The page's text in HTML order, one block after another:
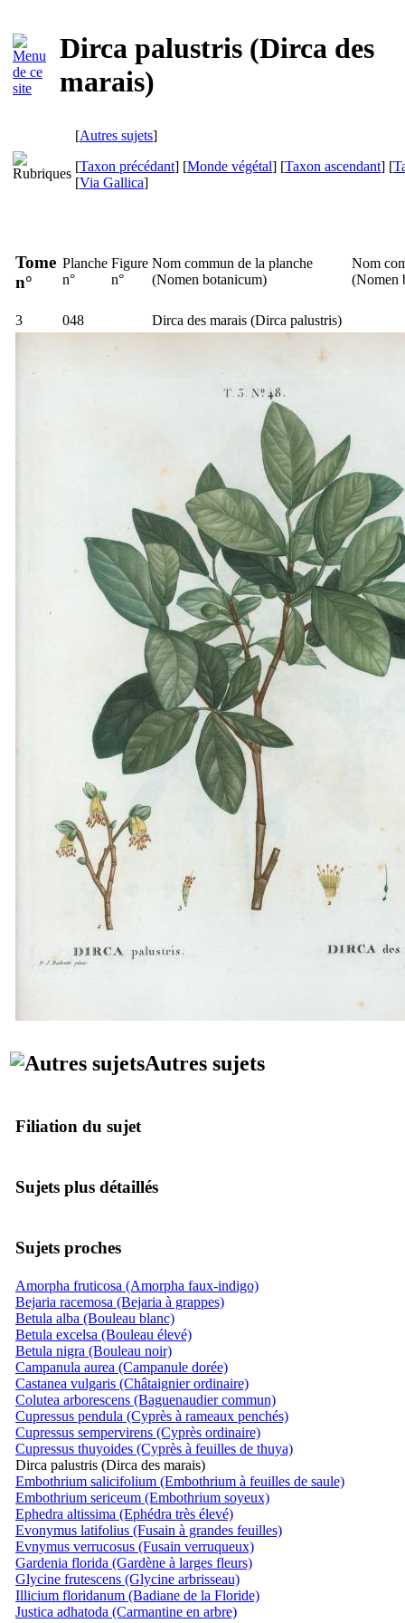
Dirca palustris (Dirca des
marais)
[Autres sujets]
[Taxon précédant] [Monde végétal] [Taxon ascendant] [
[Via Gallica]
Tome
n°
Planche
n°
Figure
n°
Nom commun de la planche
(Nomen botanicum)
Nom
(Nomen
3 048 Dirca des marais (Dirca palustris)
Autres sujets
Filiation du sujet
Sujets plus détaillés
Sujets proches
Amorpha fruticosa (Amorpha faux-indigo)
Bejaria racemosa (Bejaria à grappes)
Betula alba (Bouleau blanc)
Betula excelsa (Bouleau élevé)
Betula nigra (Bouleau noir)
Campanula aurea (Campanule dorée)
Castanea vulgaris (Châtaignier ordinaire)
Colutea arborescens (Baguenaudier commun)
Cupressus pendula (Cyprès à rameaux penchés)
Cupressus sempervirens (Cyprès ordinaire)
Cupressus thuyoides (Cyprès à feuilles de thuya)
Dirca palustris (Dirca des marais)
Embothrium salicifolium (Embothrium à feuilles de saule)
Embothrium sericeum (Embothrium soyeux)
Ephedra altissima (Ephédra très élevé)
Evonymus latifolius (Fusain à grandes feuilles)
Evnymus verrucosus (Fusain verruqueux)
Gardenia florida (Gardène à larges fleurs)
Glycine frutescens (Glycine arbrisseau)
Illicium floridanum (Badiane de la Floride)
Justica adhatoda (Carmantine en arbre)